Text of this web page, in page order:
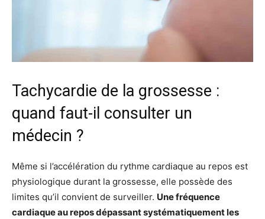
Tachycardie de la grossesse :
quand faut-il consulter un
médecin ?
Même si l’accélération du rythme cardiaque au repos est
physiologique durant la grossesse, elle possède des
limites qu’il convient de surveiller. Une fréquence
cardiaque au repos dépassant systématiquement les